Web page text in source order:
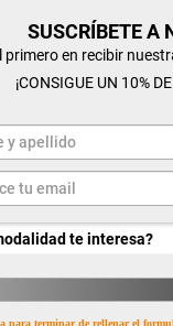
SUSCRÍBETE A
primero en recibir
¡CONSIGUE UN 10%
para terminar de rellenar el